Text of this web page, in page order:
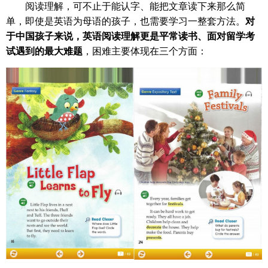
阅读理解，可不止于能认字、能把文章读下来那么简
单，即使是英语为母语的孩子，也需要学习一整套方法。 对
于中国孩子来说，英语阅读理解更是平常读书、面对留学考
试遇到的最大难题 ，困难主要体现在三个方面：